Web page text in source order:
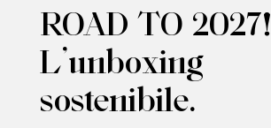
ROAD TO 2027!
L’unboxing
sostenibile.